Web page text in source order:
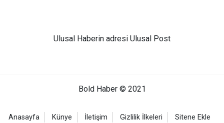
Ulusal Haberin adresi Ulusal Post
Bold Haber © 2021
Anasayfa Künye İletişim Gizlilik İlkeleri Sitene Ekle